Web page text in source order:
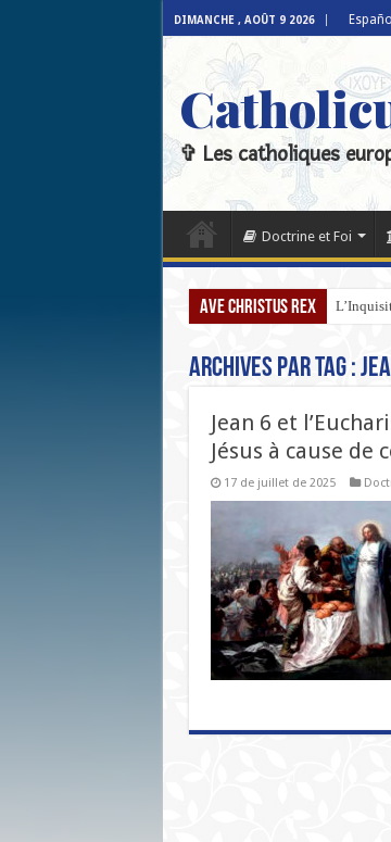
DIMANCHE , AOÛT 9 2026 Español
✞ Les catholiques
Doctrine et Foi
Ave Christus Rex
Archives par tag :
Jean 6 et
Jésus à cause de
17 de juillet de 2025